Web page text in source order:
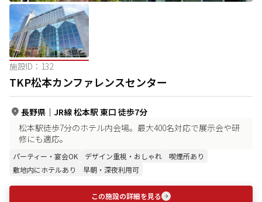
施設ID： 132
TKP松本カンファレンスセンター
長野県 ｜ JR線 松本駅 東口 徒歩7分
松本駅徒歩7分のホテル内会場。最大400名対応で展示会や研
修にも適応。
パーティー・宴会OK デザイン重視・おしゃれ
喫煙所あり
敷地内にホテルあり
早朝・深夜利用可
この施設の詳細を見る